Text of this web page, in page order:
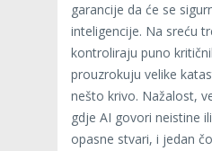
garancije da će se
inteligencije. Na sreću
kontroliraju puno
prouzrokuju velike
nešto krivo. Nažalost,
gdje AI govori neistine
opasne stvari, i jedan